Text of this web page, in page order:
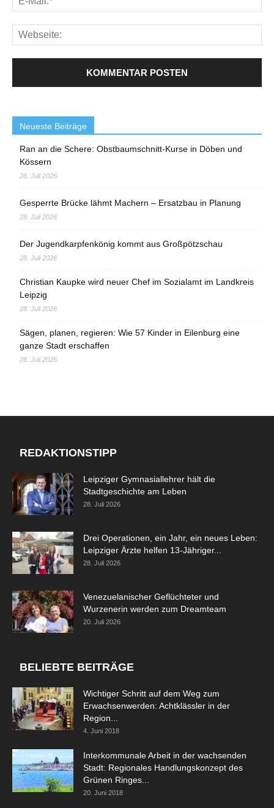
Neueste Beiträge
Ran an die Schere: Obstbaumschnitt-Kurse in Döben und
Kössern
28. Juli 2026
Gesperrte Brücke lähmt Machern – Ersatzbau in Planung
28. Juli 2026
Der Jugendkarpfenkönig kommt aus Großpötzschau
28. Juli 2026
Christian Kaupke wird neuer Chef im Sozialamt im Landkreis
Leipzig
28. Juli 2026
Sägen, planen, regieren: Wie 57 Kinder in Eilenburg eine
ganze Stadt erschaffen
28. Juli 2026
REDAKTIONSTIPP
Leipziger Gymnasiallehrer hält die
Stadtgeschichte am Leben
28. Juli 2026
Drei Operationen, ein Jahr, ein neues Leben:
Leipziger Ärzte helfen 13-Jähriger...
28. Juli 2026
Venezuelanischer Geflüchteter und
Wurzenerin werden zum Dreamteam
20. Juli 2026
BELIEBTE BEITRÄGE
Wichtiger Schritt auf dem Weg zum
Erwachsenwerden: Achtklässler in der
Region...
4. Juni 2018
Interkommunale Arbeit in der wachsenden
Stadt: Regionales Handlungskonzept des
Grünen Ringes...
20. Juni 2018